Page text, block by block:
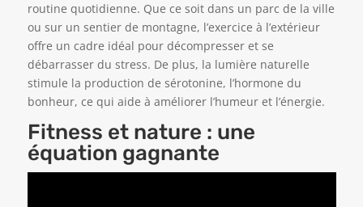
routine quotidienne. Que ce soit dans un parc de la ville
ou sur un sentier de montagne, l’exercice à l’extérieur
offre un cadre idéal pour décompresser et se
débarrasser du stress. De plus, la lumière naturelle
stimule la production de sérotonine, l’hormone du
bonheur, ce qui aide à améliorer l’humeur et l’énergie.
Fitness et nature : une
équation gagnante